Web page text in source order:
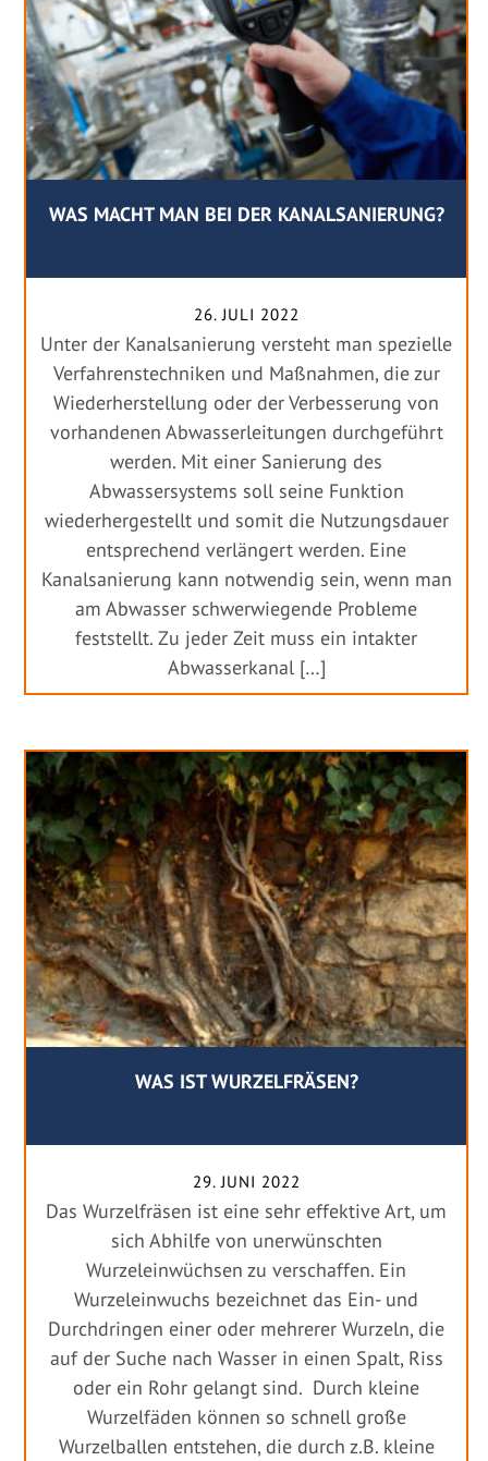
WAS MACHT MAN BEI DER KANALSANIERUNG?
26. JULI 2022
Unter der Kanalsanierung versteht man spezielle
Verfahrenstechniken und Maßnahmen, die zur
Wiederherstellung oder der Verbesserung von
vorhandenen Abwasserleitungen durchgeführt
werden. Mit einer Sanierung des
Abwassersystems soll seine Funktion
wiederhergestellt und somit die Nutzungsdauer
entsprechend verlängert werden. Eine
Kanalsanierung kann notwendig sein, wenn man
am Abwasser schwerwiegende Probleme
feststellt. Zu jeder Zeit muss ein intakter
Abwasserkanal […]
WAS IST WURZELFRÄSEN?
29. JUNI 2022
Das Wurzelfräsen ist eine sehr effektive Art, um
sich Abhilfe von unerwünschten
Wurzeleinwüchsen zu verschaffen. Ein
Wurzeleinwuchs bezeichnet das Ein- und
Durchdringen einer oder mehrerer Wurzeln, die
auf der Suche nach Wasser in einen Spalt, Riss
oder ein Rohr gelangt sind. Durch kleine
Wurzelfäden können so schnell große
Wurzelballen entstehen, die durch z.B. kleine